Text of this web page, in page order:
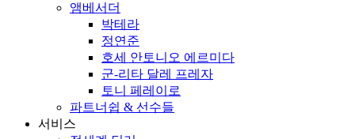
앰베서더
박테라
정연준
호세 안토니오 에르미다
군-리타 달레 프레자
토니 페레이로
파트너쉽 & 선수들
서비스